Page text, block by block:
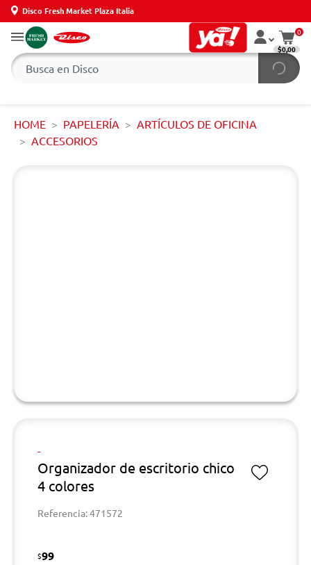
Disco Fresh Market Plaza Italia
0
$0,00
HOME PAPELERÍA
ARTÍCULOS DE OFICINA
ACCESORIOS
-
Organizador de escritorio chico
4 colores
Referencia: 471572
$99